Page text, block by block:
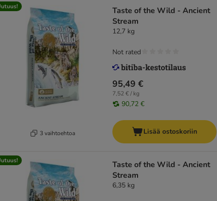
3 vaihtoehtoa
Taste of the Wild - Ancient
Stream
12,7 kg
95,49 €
7,52 € / kg
90,72 €
Not rated
Lisää ostoskoriin
Taste of the Wild - Ancient
Stream
6,35 kg